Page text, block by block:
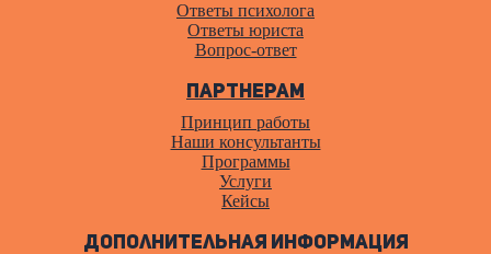
Ответы психолога
Ответы юриста
Вопрос-ответ
Партнерам
Принцип работы
Наши консультанты
Программы
Услуги
Кейсы
Дополнительная информация